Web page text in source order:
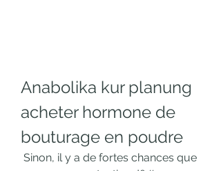
Anabolika kur planung
acheter hormone de
bouturage en poudre